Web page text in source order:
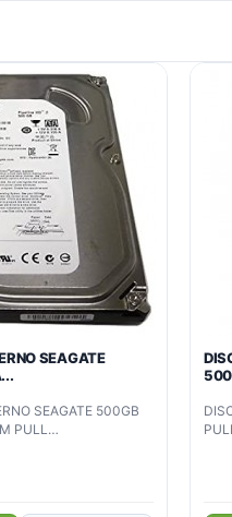
SEAGATE
SEAGATE 500GB
PULL